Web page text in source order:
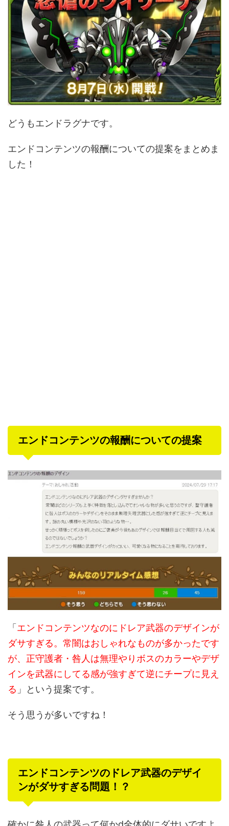
どうもエンドラグナです。
エンドコンテンツの報酬についての提案をまとめま
した！
エンドコンテンツの報酬についての提案
「エンドコンテンツなのにドレア武器のデザインが
ダサすぎる。常闇はおしゃれなものが多かったです
が、正守護者・咎人は無理やりボスのカラーやデザ
インを武器にしてる感が強すぎて逆にチープに見え
る 」という提案です。
そう思うが多いですね！
エンドコンテンツのドレア武器のデザイ
ンがダサすぎる問題！？